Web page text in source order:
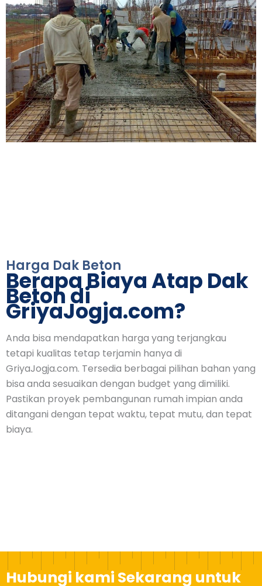
Harga Dak Beton
Berapa Biaya Atap Dak
Beton di
GriyaJogja.com?
Anda bisa mendapatkan harga yang terjangkau
tetapi kualitas tetap terjamin hanya di
GriyaJogja.com. Tersedia berbagai pilihan bahan yang
bisa anda sesuaikan dengan budget yang dimiliki.
Pastikan proyek pembangunan rumah impian anda
ditangani dengan tepat waktu, tepat mutu, dan tepat
biaya.
Hubungi kami Sekarang untuk